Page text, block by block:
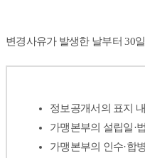
변경사유가 발생한 날부터30일
정보공개서의 표지
가맹본부의 설립일·
가맹본부의 인수·합